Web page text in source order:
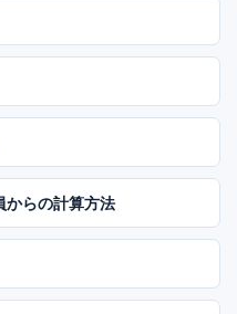
からの計算方法